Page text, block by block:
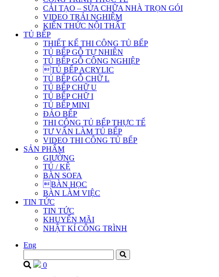
CẢI TẠO – SỬA CHỮA NHÀ TRỌN GÓI
VIDEO TRẢI NGHIỆM
KIẾN THỨC NỘI THẤT
TỦ BẾP
THIẾT KẾ THI CÔNG TỦ BẾP
TỦ BẾP GỖ TỰ NHIÊN
TỦ BẾP GỖ CÔNG NGHIỆP
TỦ BẾP ACRYLIC
TỦ BẾP GỖ CHỮ L
TỦ BẾP CHỮ U
TỦ BẾP CHỮ I
TỦ BẾP MINI
ĐẢO BẾP
THI CÔNG TỦ BẾP THỰC TẾ
TƯ VẤN LÀM TỦ BẾP
VIDEO THI CÔNG TỦ BẾP
SẢN PHẨM
GIƯỜNG
TỦ / KỆ
BÀN SOFA
BÀN HỌC
BÀN LÀM VIỆC
TIN TỨC
TIN TỨC
KHUYẾN MÃI
NHẬT KÍ CÔNG TRÌNH
Eng
0